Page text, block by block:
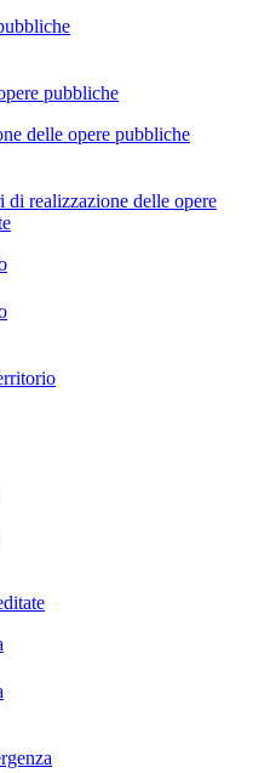
pubbliche
delle opere pubbliche
realizzazione delle opere